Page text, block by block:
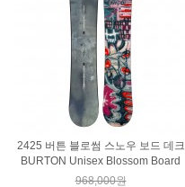
2425 버튼 블로썸 스노우 보드 데크
BURTON Unisex Blossom Board
968,000원